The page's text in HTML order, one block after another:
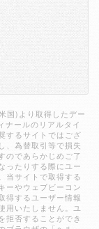
国)より取得したデー
ナールのリアルタイ
するサイトではござ
、為替取引等で損失
のであらかじめご了
ったりする際にユー
当サイトで取得する
ーやウェブビーコン
得するユーザー情報
用いたしません。ユ
拒否することができ